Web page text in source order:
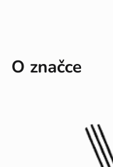
O značce